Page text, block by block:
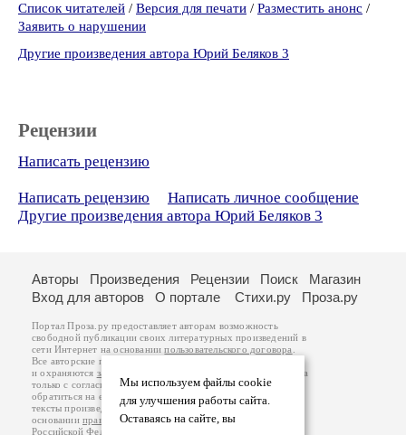
Список читателей / Версия для печати / Разместить анонс /
Заявить о нарушении
Другие произведения автора Юрий Беляков 3
Рецензии
Написать рецензию
Написать рецензию
Написать личное сообщение
Другие произведения автора Юрий Беляков 3
Мы используем файлы cookie
для улучшения работы сайта.
Оставаясь на сайте, вы
Авторы Произведения Рецензии Поиск
Магазин
Вход для авторов
О портале Стихи.ру Проза.ру
Портал Проза.ру предоставляет авторам возможность
свободной публикации своих литературных произведений в
сети Интернет на основаниипользовательского договора
Все авторские права на произведения принадлежат авторам
и охраняются законом
. Перепечатка произведений возможна
только с согласия его автора, к которому вы можете
обратиться на его авторской странице. Ответственность за
тексты произведений авторы несут самостоятельно на
основанииправил публикацииизаконодательства
Российской Федерации